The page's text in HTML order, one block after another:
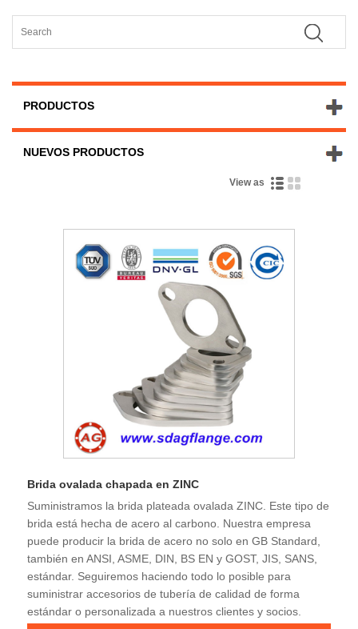
PRODUCTOS
NUEVOS PRODUCTOS
View as
Brida ovalada chapada en ZINC
Suministramos la brida plateada ovalada ZINC. Este tipo de
brida está hecha de acero al carbono. Nuestra empresa
puede producir la brida de acero no solo en GB Standard,
también en ANSI, ASME, DIN, BS EN y GOST, JIS, SANS,
estándar. Seguiremos haciendo todo lo posible para
suministrar accesorios de tubería de calidad de forma
estándar o personalizada a nuestros clientes y socios.